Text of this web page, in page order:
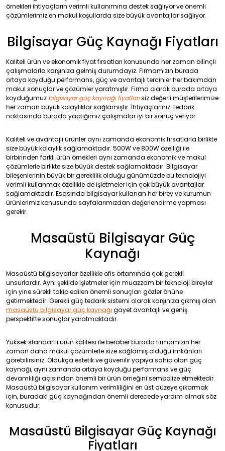
örnekleri ihtiyaçların verimli kullanımına destek sağlıyor ve önemli
çözümlerimiz en makul koşullarda size büyük avantajlar sağlıyor.
Bilgisayar Güç Kaynağı Fiyatları
Kaliteli ürün ve ekonomik fiyat fırsatları konusunda her zaman bilinçli
çalışmalarla karşınıza gelmiş durumdayız. Firmamızın burada
ortaya koyduğu performans, güç ve avantajlı tercihler her bakımdan
makul sonuçlar ve çözümler yaratmıştır. Firma olarak burada ortaya
koyduğumuz bilgisayar güç kaynağı fiyatlarısiz değerli müşterilerimize
her zaman büyük kolaylıklar sağlamıştır. İhtiyaçlarınızı tedarik
noktasında burada yaptığımız çalışmalar iyi bir sonuç veriyor.
Kaliteli ve avantajlı ürünler aynı zamanda ekonomik fırsatlarla birlikte
size büyük kolaylık sağlamaktadır. 500W ve 800W özelliği ile
birbirinden farklı ürün örnekleri aynı zamanda ekonomik ve makul
çözümlerle birlikte size büyük destek sağlamaktadır. Bilgisayar
bileşenlerinin büyük bir gereklilik olduğu günümüzde bu teknolojiyi
verimli kullanmak özellikle de işletmeler için çok büyük avantajlar
sağlamaktadır. Esasında bilgisayar kullanan her birey ve kurumun
ürünlerimiz konusunda sayfalarımızdan değerlendirme yapması
gerekir.
Masaüstü Bilgisayar Güç
Kaynağı
Masaüstü bilgisayarlar özellikle ofis ortamında çok gerekli
unsurlardır. Aynı şekilde işletmeler için muazzam bir teknoloji bireyler
için yine sürekli takip edilen önemli sonuçları gözler önüne
getirmektedir. Gerekli güç tedarik sistemi olarak karşınıza çıkmış olan
masaüstü bilgisayar güç kaynağı gayet avantajlı ve geniş
perspektifte sonuçlar yaratmaktadır.
Yüksek standartlı ürün kalitesi ile beraber burada firmamızın her
zaman daha makul çözümlerle size sağlamış olduğu imkânları
görebilirsiniz. Oldukça estetik ve güvenilir yapıya sahip olan güç
kaynağı, aynı zamanda ortaya koyduğu performans ve güç
devamlılığı açısından önemli bir ürün örneğini sembolize etmektedir.
Masaüstü bilgisayar kullanım verimliliğini en üst düzeye çıkarmak
için, buradaki güç kaynağından önemli derecede yardım almak söz
konusudur.
Masaüstü Bilgisayar Güç Kaynağı
Fiyatları